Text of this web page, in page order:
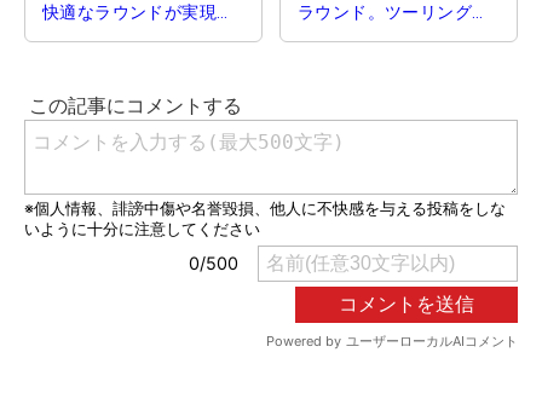
快適なラウンドが実現す
ラウンド。ツーリングの